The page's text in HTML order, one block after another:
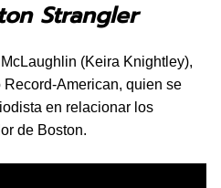
Strangler
(Keira Knightley),
American, quien se
en relacionar los
de Boston.